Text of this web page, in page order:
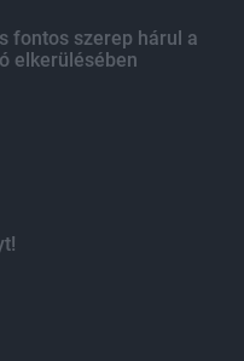
fontos szerep hárul a
elkerülésében